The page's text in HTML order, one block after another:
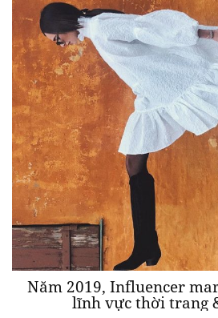
Năm 2019, Influencer
lĩnh vực thời trang